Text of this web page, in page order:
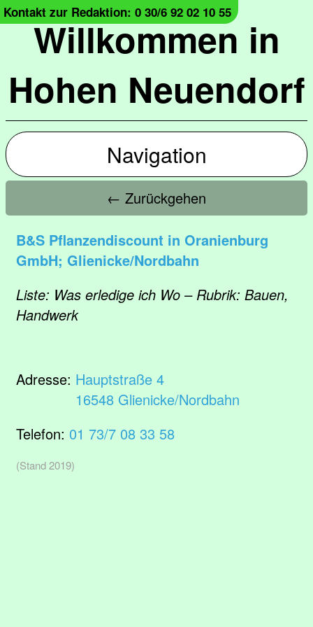
Willkommen in
Hohen Neuendorf
Kontakt zur Redaktion: 0 30/6 92 02 10 55
Navigation
← Zurückgehen
B&S Pflanzendiscount in Oranienburg
GmbH; Glienicke/Nordbahn
Liste: Was erledige ich Wo – Rubrik: Bauen,
Handwerk
Adresse: Hauptstraße 4
16548 Glienicke/Nordbahn
Telefon: 01 73/7 08 33 58
(Stand 2019)